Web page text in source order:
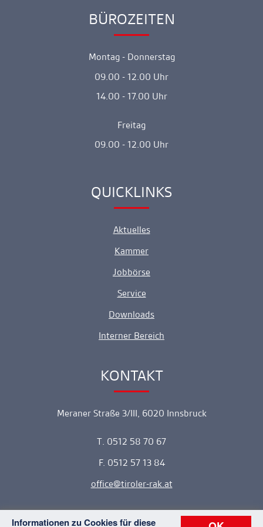
Informationen zu Cookies für diese
Ankerlink
BÜROZEITEN
Montag - Donnerstag
09.00 - 12.00 Uhr
14.00 - 17.00 Uhr
Freitag
09.00 - 12.00 Uhr
Ankerlink
QUICKLINKS
Aktuelles
Kammer
Jobbörse
Service
Downloads
Interner Bereich
Ankerlink
KONTAKT
Meraner Straße 3/III, 6020 Innsbruck
T. 0512 58 70 67
F. 0512 57 13 84
office
tiroler-rak.at